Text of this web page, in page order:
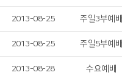
2013-08-25 주일3부예배
2013-08-25 주일5부예배
2013-08-28 수요예배